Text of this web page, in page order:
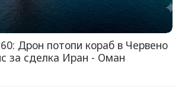
Дрон потопи кораб в Червено
за сделка Иран - Оман